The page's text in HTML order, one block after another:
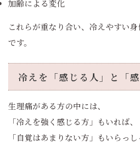
加齢による変化
これらが重なり合い、冷えやすい
です。
冷えを「感じる人」と「感
生理痛がある方の中には、
「冷えを強く感じる方」もいれば、
「自覚はあまりない方」もいらっし